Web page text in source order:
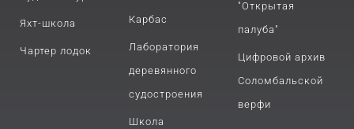
Яхт-школа
Чартер лодок
Карбас
Лаборатория
деревянного
судостроения
Школа
"Открытая
палуба"
Цифровой архив
Соломбальской
верфи